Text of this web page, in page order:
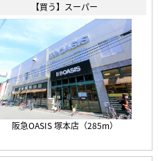
【買う】スーパー
阪急OASIS 塚本店（285m）